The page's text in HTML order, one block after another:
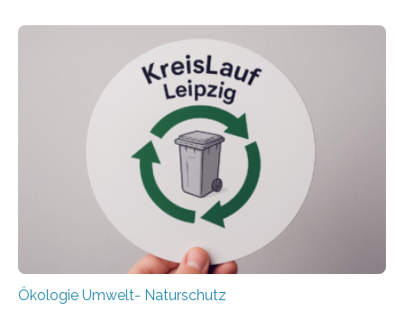
Oldenburg befassen sich insbesondere damit, wie ein
Ökosystem gedeiht – und wie sich dieser Prozess
verlässlich prognostizieren lässt. Grünes Licht für
„DynaCom“: Die Deutsche Forschungsgemeinschaft
(DFG) fördert das Anfang 2019 gestartete
Forschungsprojekt an der Universität Oldenburg für
zwei weitere Jahre mit rund 1,2 Millionen Euro. „Wir
freuen uns sehr über…
Ökologie Umwelt- Naturschutz